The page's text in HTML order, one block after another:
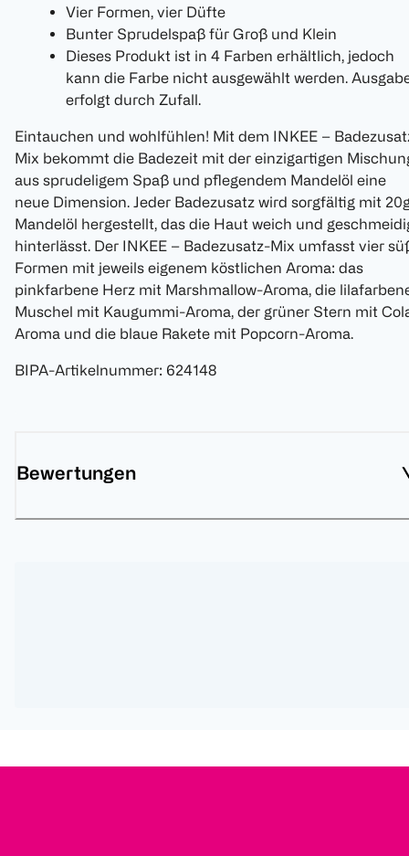
Vier Formen, vier Düfte
Bunter Sprudelspaß für Groß und Klein
Dieses Produkt ist in 4 Farben erhältlich, jedoch
kann die Farbe nicht ausgewählt werden.
erfolgt durch Zufall.
Eintauchen und wohlfühlen! Mit dem INKEE –
Mix bekommt die Badezeit mit der einzigartigen
aus sprudeligem Spaß und pflegendem Mandelöl eine
neue Dimension. Jeder Badezusatz wird sorgfältig mit
Mandelöl hergestellt, das die Haut weich und
hinterlässt. Der INKEE – Badezusatz-Mix umfasst vier
Formen mit jeweils eigenem köstlichen Aroma: das
pinkfarbene Herz mit Marshmallow-Aroma, die
Muschel mit Kaugummi-Aroma, der grüner Stern mit
Aroma und die blaue Rakete mit Popcorn-Aroma.
BIPA-Artikelnummer: 624148
Bewertungen